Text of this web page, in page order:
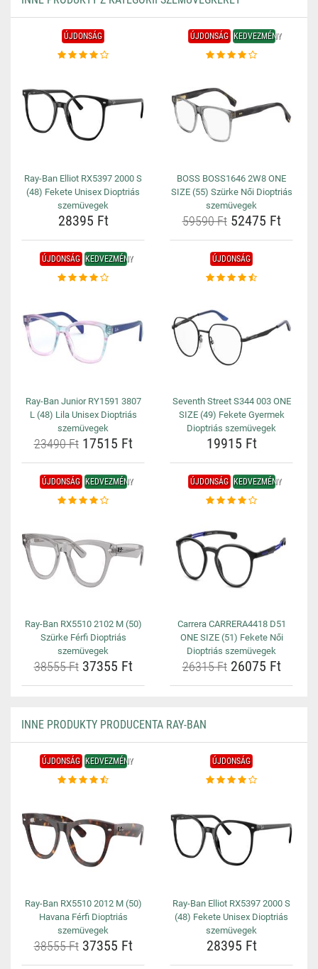
ÚJDONSÁG
Ray-Ban Elliot RX5397 2000 S
(48) Fekete Unisex Dioptriás
szemüvegek
28395 Ft
ÚJDONSÁG KEDVEZMÉNY
BOSS BOSS1646 2W8 ONE
SIZE (55) Szürke Női Dioptriás
szemüvegek
59590 Ft52475 Ft
ÚJDONSÁG KEDVEZMÉNY
Ray-Ban Junior RY1591 3807
L (48) Lila Unisex Dioptriás
szemüvegek
23490 Ft17515 Ft
ÚJDONSÁG
Seventh Street S344 003 ONE
SIZE (49) Fekete Gyermek
Dioptriás szemüvegek
19915 Ft
ÚJDONSÁG KEDVEZMÉNY
Ray-Ban RX5510 2102 M (50)
Szürke Férfi Dioptriás
szemüvegek
38555 Ft37355 Ft
ÚJDONSÁG KEDVEZMÉNY
Carrera CARRERA4418 D51
ONE SIZE (51) Fekete Női
Dioptriás szemüvegek
26315 Ft26075 Ft
INNE PRODUKTY PRODUCENTA RAY-BAN
ÚJDONSÁG KEDVEZMÉNY
Ray-Ban RX5510 2012 M (50)
Havana Férfi Dioptriás
szemüvegek
38555 Ft37355 Ft
ÚJDONSÁG
Ray-Ban Elliot RX5397 2000 S
(48) Fekete Unisex Dioptriás
szemüvegek
28395 Ft